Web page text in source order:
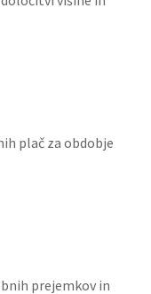
plač za obdobje
prejemkov in